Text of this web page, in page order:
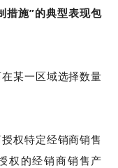
措施”的典型表现包
某一区域选择数量
权特定经销商销售
权的经销商销售产